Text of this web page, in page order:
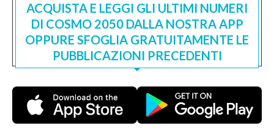
ACQUISTA E LEGGI GLI ULTIMI NUMERI
DI COSMO 2050 DALLA NOSTRA APP
OPPURE SFOGLIA GRATUITAMENTE LE
PUBBLICAZIONI PRECEDENTI